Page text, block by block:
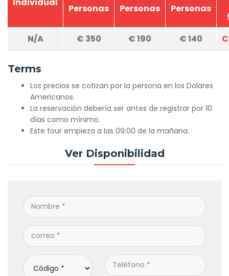
Personas
Personas
Personas
N/A
€ 350 €190 €140
Terms
Los precios se cotizan por la persona en los Dólares
Americanos.
La reservación debería ser antes de registrar por 10
días como mínimo.
Este tour empieza a las 09:00 de la mañana.
Ver Disponibilidad